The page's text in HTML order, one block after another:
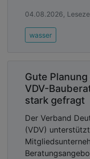
04.08.2026,
wasser
Gute
VDV-
stark gefragt
Der Verband
(VDV)